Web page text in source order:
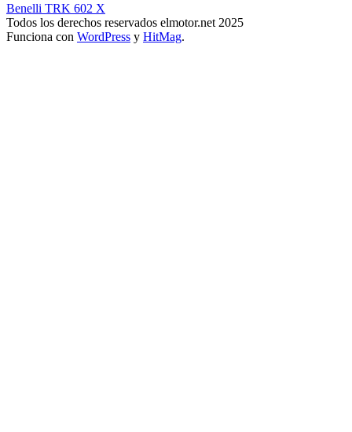
Benelli TRK 602 X
Todos los derechos reservados elmotor.net 2025
Funciona con WordPress y HitMag.